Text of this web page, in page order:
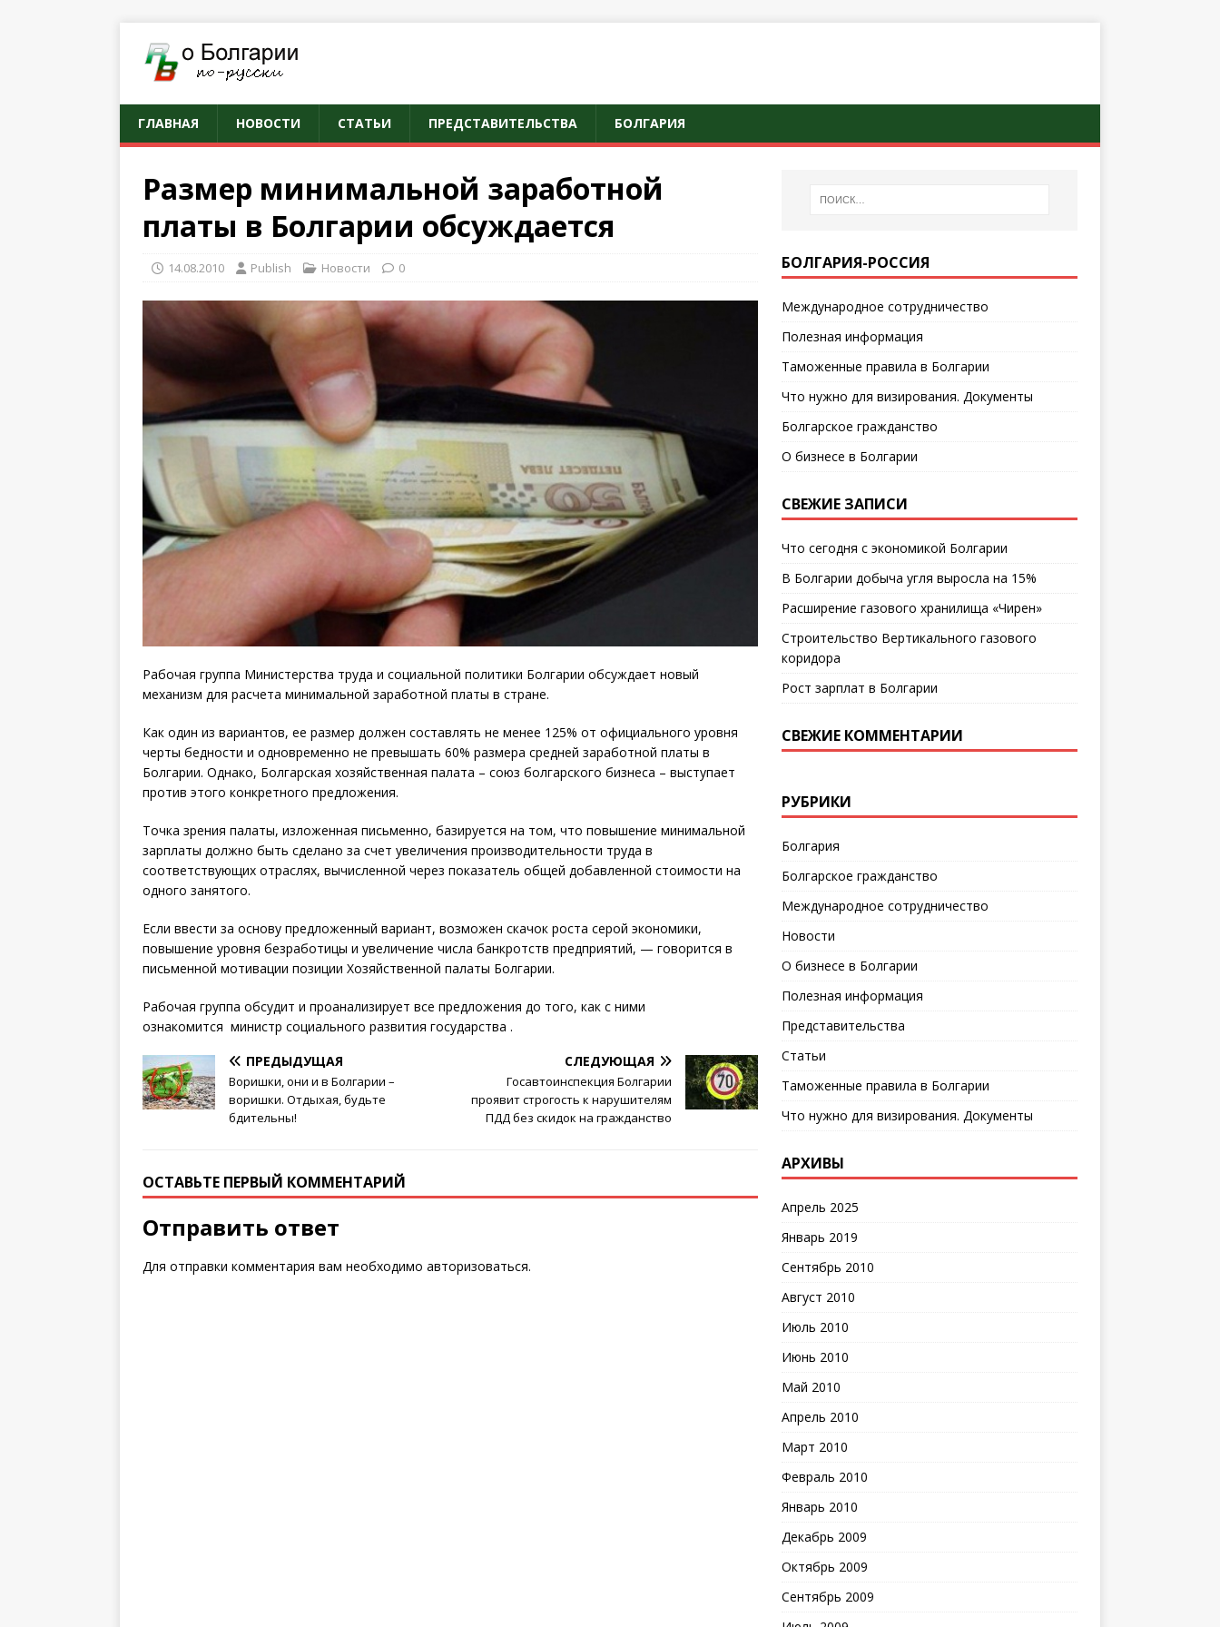
ГЛАВНАЯ НОВОСТИ СТАТЬИ ПРЕДСТАВИТЕЛЬСТВА БОЛГАРИЯ
Размер минимальной заработной
платы в Болгарии обсуждается
14.08.2010 Publish Новости 0
Рабочая группа Министерства труда и социальной политики Болгарии обсуждает новый
механизм для расчета минимальной заработной платы в стране.
Как один из вариантов, ее размер должен составлять не менее 125% от официального уровня
черты бедности и одновременно не превышать 60% размера средней заработной платы в
Болгарии. Однако, Болгарская хозяйственная палата – союз болгарского бизнеса – выступает
против этого конкретного предложения.
Точка зрения палаты, изложенная письменно, базируется на том, что повышение минимальной
зарплаты должно быть сделано за счет увеличения производительности труда в
соответствующих отраслях, вычисленной через показатель общей добавленной стоимости на
одного занятого.
Если ввести за основу предложенный вариант, возможен скачок роста серой экономики,
повышение уровня безработицы и увеличение числа банкротств предприятий, — говорится в
письменной мотивации позиции Хозяйственной палаты Болгарии.
Рабочая группа обсудит и проанализирует все предложения до того, как с ними
ознакомится министр социального развития государства .
ПРЕДЫДУЩАЯ
Воришки, они и в Болгарии –
воришки. Отдыхая, будьте
бдительны!
СЛЕДУЮЩАЯ
Госавтоинспекция Болгарии
проявит строгость к нарушителям
ПДД без скидок на гражданство
ОСТАВЬТЕ ПЕРВЫЙ КОММЕНТАРИЙ
Отправить ответ
Для отправки комментария вам необходимо авторизоваться.
БОЛГАРИЯ-РОССИЯ
Международное сотрудничество
Полезная информация
Таможенные правила в Болгарии
Что нужно для визирования. Документы
Болгарское гражданство
О бизнесе в Болгарии
СВЕЖИЕ ЗАПИСИ
Что сегодня с экономикой Болгарии
В Болгарии добыча угля выросла на 15%
Расширение газового хранилища «Чирен»
Строительство Вертикального газового
коридора
Рост зарплат в Болгарии
СВЕЖИЕ КОММЕНТАРИИ
РУБРИКИ
Болгария
Болгарское гражданство
Международное сотрудничество
Новости
О бизнесе в Болгарии
Полезная информация
Представительства
Статьи
Таможенные правила в Болгарии
Что нужно для визирования. Документы
АРХИВЫ
Апрель 2025
Январь 2019
Сентябрь 2010
Август 2010
Июль 2010
Июнь 2010
Май 2010
Апрель 2010
Март 2010
Февраль 2010
Январь 2010
Декабрь 2009
Октябрь 2009
Сентябрь 2009